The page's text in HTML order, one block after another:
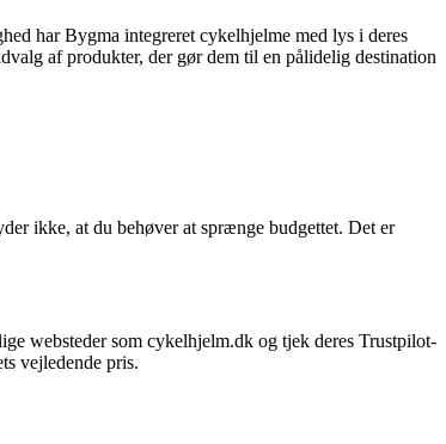
har Bygma integreret cykelhjelme med lys i deres
af produkter, der gør dem til en pålidelig destination
ikke, at du behøver at sprænge budgettet. Det er
websteder som cykelhjelm.dk og tjek deres Trustpilot-
vejledende pris.